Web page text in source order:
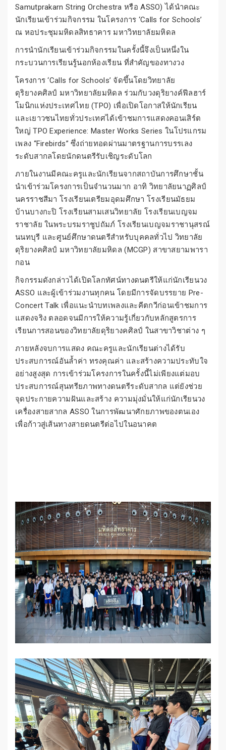
Samutprakarn String Orchestra หรือ ASSO) ได้นำคณะ
นักเรียนเข้าร่วมกิจกรรม ในโครงการ ‘Calls for Schools’
ณ หอประชุมมหิดลสิทธาคาร มหาวิทยาลัยมหิดล
การนำนักเรียนเข้าร่วมกิจกรรมในครั้งนี้จึงเป็นหนึ่งใน
กระบวนการเรียนรู้นอกห้องเรียน ที่สำคัญของทางวง
โครงการ ‘Calls for Schools’ จัดขึ้นโดยวิทยาลัย
ดุริยางคศิลป์ มหาวิทยาลัยมหิดล ร่วมกับวงดุริยางค์ฟีลฮาร์
โมนิกแห่งประเทศไทย (TPO) เพื่อเปิดโอกาสให้นักเรียน
และเยาวชนไทยทั่วประเทศได้เข้าชมการแสดงคอนเสิร์ต
ใหญ่ TPO Experience: Master Works Series ในโปรแกรม
เพลง “Firebirds” ซึ่งถ่ายทอดผ่านมาตรฐานการบรรเลง
ระดับสากลโดยนักดนตรีรับเชิญระดับโลก
ภายในงานมีคณะครูและนักเรียนจากสถาบันการศึกษาชั้น
นำเข้าร่วมโครงการเป็นจำนวนมาก อาทิ วิทยาลัยนาฏศิลป์
นครราชสีมา โรงเรียนเตรียมอุดมศึกษา โรงเรียนมัธยม
บ้านบางกะปิ โรงเรียนสามเสนวิทยาลัย โรงเรียนเบญจม
ราชาลัย ในพระบรมราชูปถัมภ์ โรงเรียนเบญจมราชานุสรณ์
นนทบุรี และศูนย์ศึกษาดนตรีสำหรับบุคคลทั่วไป วิทยาลัย
ดุริยางคศิลป์ มหาวิทยาลัยมหิดล (MCGP) สาขาสยามพารา
กอน
กิจกรรมดังกล่าวได้เปิดโลกทัศน์ทางดนตรีให้แก่นักเรียนวง
ASSO และผู้เข้าร่วมงานทุกคน โดยมีการจัดบรรยาย Pre-
Concert Talk เพื่อแนะนำบทเพลงและคีตกวีก่อนเข้าชมการ
แสดงจริง ตลอดจนมีการให้ความรู้เกี่ยวกับหลักสูตรการ
เรียนการสอนของวิทยาลัยดุริยางคศิลป์ ในสาขาวิชาต่าง ๆ
ภายหลังจบการแสดง คณะครูและนักเรียนต่างได้รับ
ประสบการณ์อันล้ำค่า ทรงคุณค่า และสร้างความประทับใจ
อย่างสูงสุด การเข้าร่วมโครงการในครั้งนี้ไม่เพียงแต่มอบ
ประสบการณ์สุนทรียภาพทางดนตรีระดับสากล แต่ยังช่วย
จุดประกายความฝันและสร้าง ความมุ่งมั่นให้แก่นักเรียนวง
เครื่องสายสากล ASSO ในการพัฒนาศักยภาพของตนเอง
เพื่อก้าวสู่เส้นทางสายดนตรีต่อไปในอนาคต